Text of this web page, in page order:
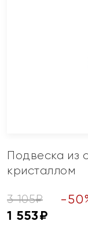
Подвеска из
кристаллом
3 105₽ -50
1 553₽